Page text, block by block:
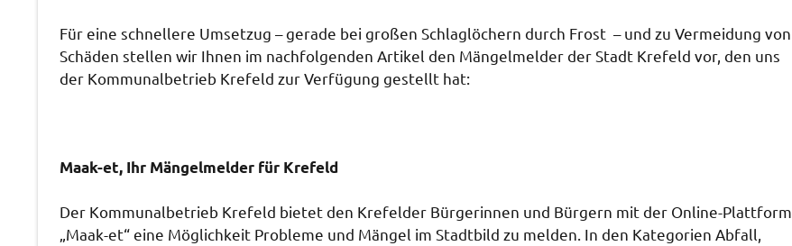
Für eine schnellere Umsetzug – gerade bei großen Schlaglöchern durch Frost – und zu Vermeidung von
Schäden stellen wir Ihnen im nachfolgenden Artikel den Mängelmelder der Stadt Krefeld vor, den uns
der Kommunalbetrieb Krefeld zur Verfügung gestellt hat:
Maak-et, Ihr Mängelmelder für Krefeld
Der Kommunalbetrieb Krefeld bietet den Krefelder Bürgerinnen und Bürgern mit der Online-Plattform
„Maak-et“ eine Möglichkeit Probleme und Mängel im Stadtbild zu melden. In den Kategorien Abfall,